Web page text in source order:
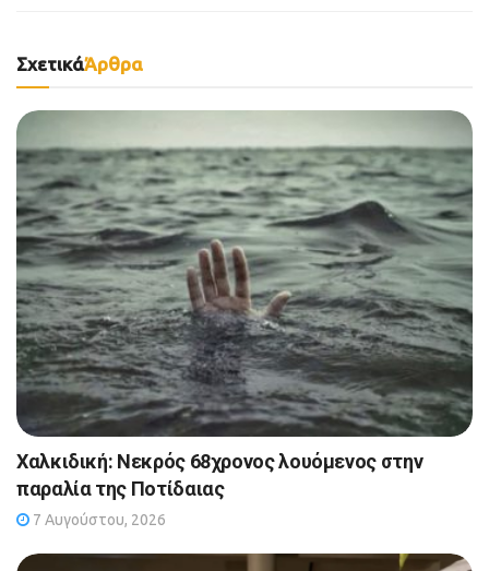
ΣχετικάΆρθρα
Χαλκιδική: Νεκρός 68χρονος λουόμενος στην
παραλία της Ποτίδαιας
7 Αυγούστου, 2026